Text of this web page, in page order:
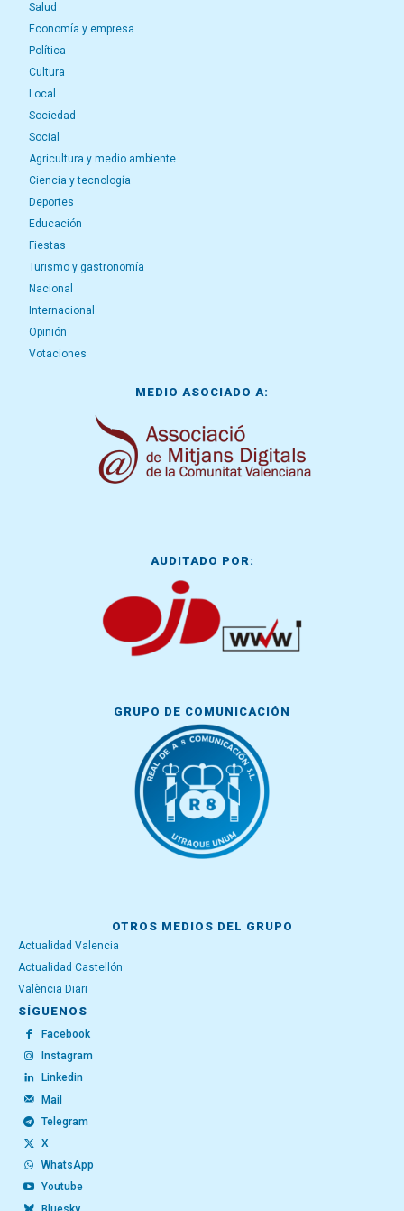
Salud
Economía y empresa
Política
Cultura
Local
Sociedad
Social
Agricultura y medio ambiente
Ciencia y tecnología
Deportes
Educación
Fiestas
Turismo y gastronomía
Nacional
Internacional
Opinión
Votaciones
MEDIO ASOCIADO A:
AUDITADO POR:
GRUPO DE COMUNICACIÓN
OTROS MEDIOS DEL GRUPO
Actualidad Valencia
Actualidad Castellón
València Diari
SÍGUENOS
Facebook
Instagram
Linkedin
Mail
Telegram
X
WhatsApp
Youtube